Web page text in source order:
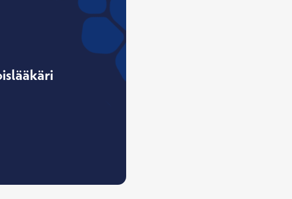
Työterveyshuollon ja yleislääketieteen